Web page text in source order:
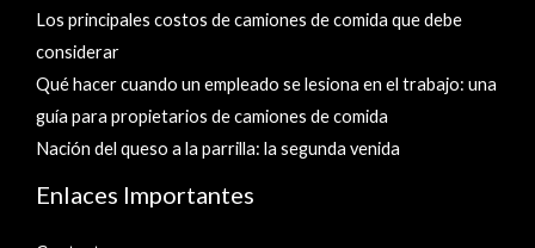
Los principales costos de camiones de comida que debe
considerar
Qué hacer cuando un empleado se lesiona en el trabajo: una
guía para propietarios de camiones de comida
Nación del queso a la parrilla: la segunda venida
Enlaces Importantes